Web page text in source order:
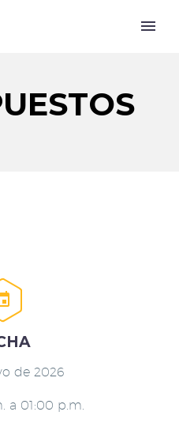
de 2026
a 01:00 p.m.